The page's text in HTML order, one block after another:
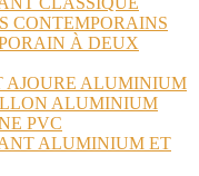
CONTEMPORAINS
À DEUX
AJOURE ALUMINIUM
ALUMINIUM
PVC
ALUMINIUM ET